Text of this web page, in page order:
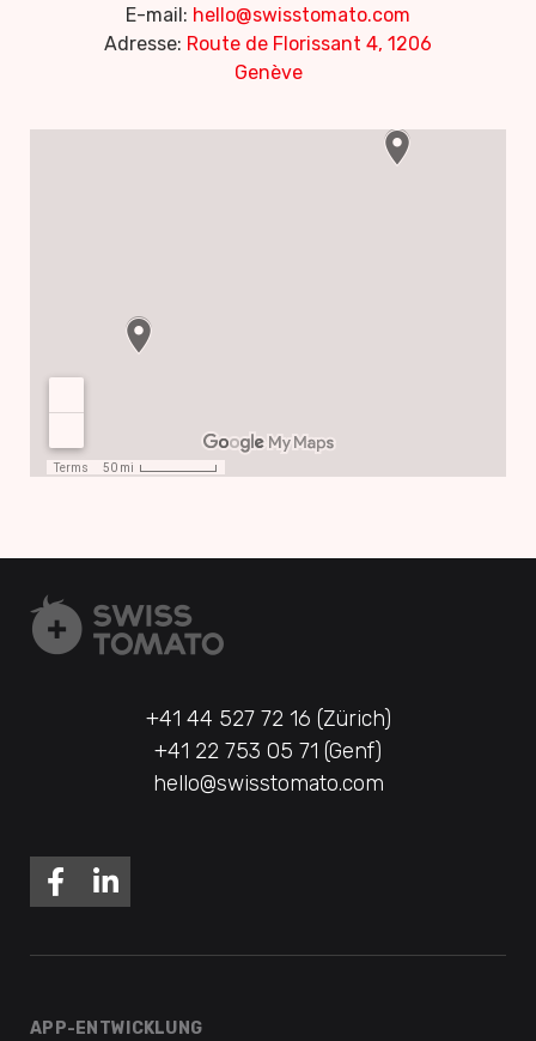
E-mail: hello@swisstomato.com
Adresse: Route de Florissant 4, 1206
Genève
+41 44 527 72 16 (Zürich)
+41 22 753 05 71 (Genf)
hello@swisstomato.com
APP-ENTWICKLUNG